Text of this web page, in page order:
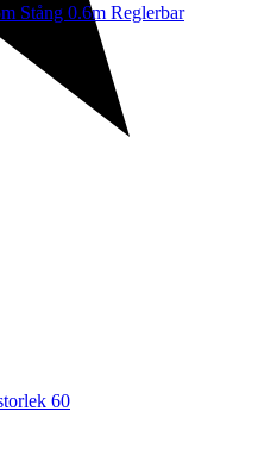
Stång 0.6m Reglerbar
60